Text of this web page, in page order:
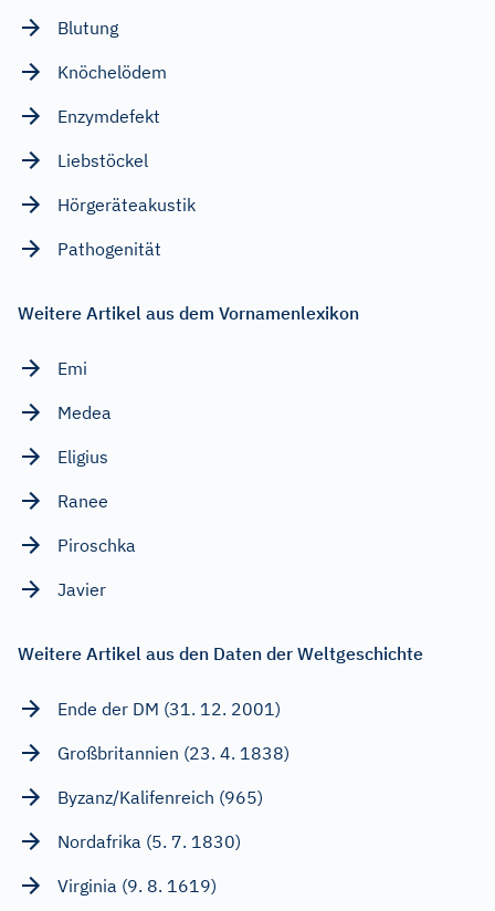
Blutung
Knöchelödem
Enzymdefekt
Liebstöckel
Hörgeräteakustik
Pathogenität
Weitere Artikel aus dem Vornamenlexikon
Emi
Medea
Eligius
Ranee
Piroschka
Javier
Weitere Artikel aus den Daten der Weltgeschichte
Ende der DM (31. 12. 2001)
Großbritannien (23. 4. 1838)
Byzanz/Kalifenreich (965)
Nordafrika (5. 7. 1830)
Virginia (9. 8. 1619)